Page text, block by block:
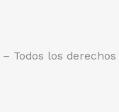
Todos los derechos